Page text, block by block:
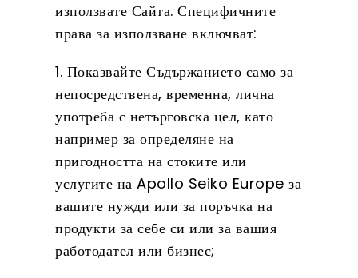
използвате Сайта. Специфичните
права за използване включват:
1. Показвайте Съдържанието само за
непосредствена, временна, лична
употреба с нетърговска цел, като
например за определяне на
пригодността на стоките или
услугите на Apollo Seiko Europe за
вашите нужди или за поръчка на
продукти за себе си или за вашия
работодател или бизнес;